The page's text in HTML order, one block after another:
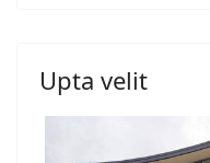
Upta velit